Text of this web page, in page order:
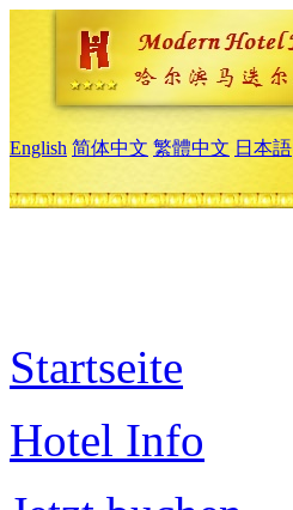
English 简体中文 繁體中文 日本語
Startseite
Hotel Info